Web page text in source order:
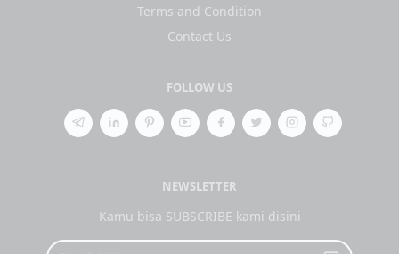
Terms and Condition
Contact Us
FOLLOW US
NEWSLETTER
Kamu bisa SUBSCRIBE kami disini